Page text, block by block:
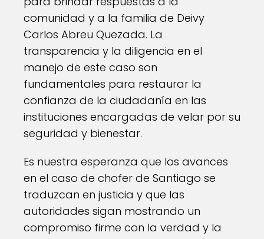
comunidad y a la familia de Deivy
Carlos Abreu Quezada. La
transparencia y la diligencia en el
manejo de este caso son
fundamentales para restaurar la
confianza de la ciudadanía en las
instituciones encargadas de velar por su
seguridad y bienestar.
Es nuestra esperanza que los avances
en el caso de chofer de Santiago se
traduzcan en justicia y que las
autoridades sigan mostrando un
compromiso firme con la verdad y la